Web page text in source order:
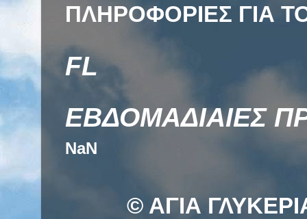
ΠΛΗΡΟΦΟΡΙΕΣ ΓΙΑ
FL
ΕΒΔΟΜΑΔΙΑΙΕΣ
NaN
© ΑΓΙΑ